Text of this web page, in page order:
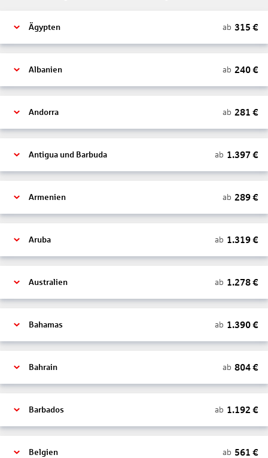
Ägypten ab 315 €
Albanien ab 240€
Andorra ab 281 €
Antigua und Barbuda ab 1.397 €
Armenien ab 289€
Aruba ab 1.319€
Australien ab 1.278€
Bahamas ab 1.390€
Bahrain ab 804€
Barbados ab 1.192 €
Belgien ab 561 €